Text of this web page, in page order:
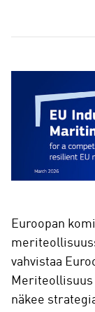
a
Euroopan
vahvistaa
näkee